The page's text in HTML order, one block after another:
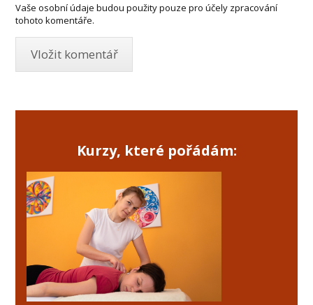
Vaše osobní údaje budou použity pouze pro účely zpracování
tohoto komentáře.
Kurzy, které pořádám: